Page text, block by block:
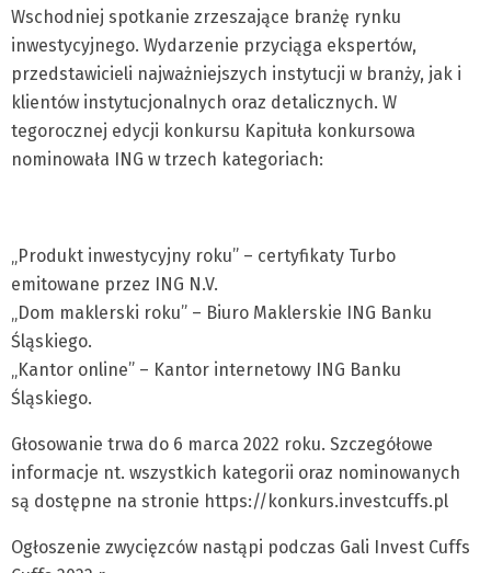
Wschodniej spotkanie zrzeszające branżę rynku
inwestycyjnego. Wydarzenie przyciąga ekspertów,
przedstawicieli najważniejszych instytucji w branży, jak i
klientów instytucjonalnych oraz detalicznych. W
tegorocznej edycji konkursu Kapituła konkursowa
nominowała ING w trzech kategoriach:
„Produkt inwestycyjny roku” – certyfikaty Turbo
emitowane przez ING N.V.
„Dom maklerski roku” – Biuro Maklerskie ING Banku
Śląskiego.
„Kantor online” – Kantor internetowy ING Banku
Śląskiego.
Głosowanie trwa do 6 marca 2022 roku. Szczegółowe
informacje nt. wszystkich kategorii oraz nominowanych
są dostępne na stronie https://konkurs.investcuffs.pl
Ogłoszenie zwycięzców nastąpi podczas Gali Invest Cuffs